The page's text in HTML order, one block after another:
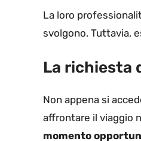
La loro
svolgono. Tuttavia,
La richiesta
Non appena si
affrontare il viaggio
momento